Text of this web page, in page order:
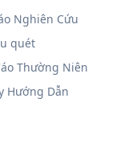
Nghiên Cứu
quét
Thường Niên
Hướng Dẫn